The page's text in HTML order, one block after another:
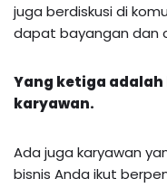
juga berdiskusi di
dapat bayangan dan
Yang ketiga
karyawan.
Ada juga karyawan
bisnis Anda ikut